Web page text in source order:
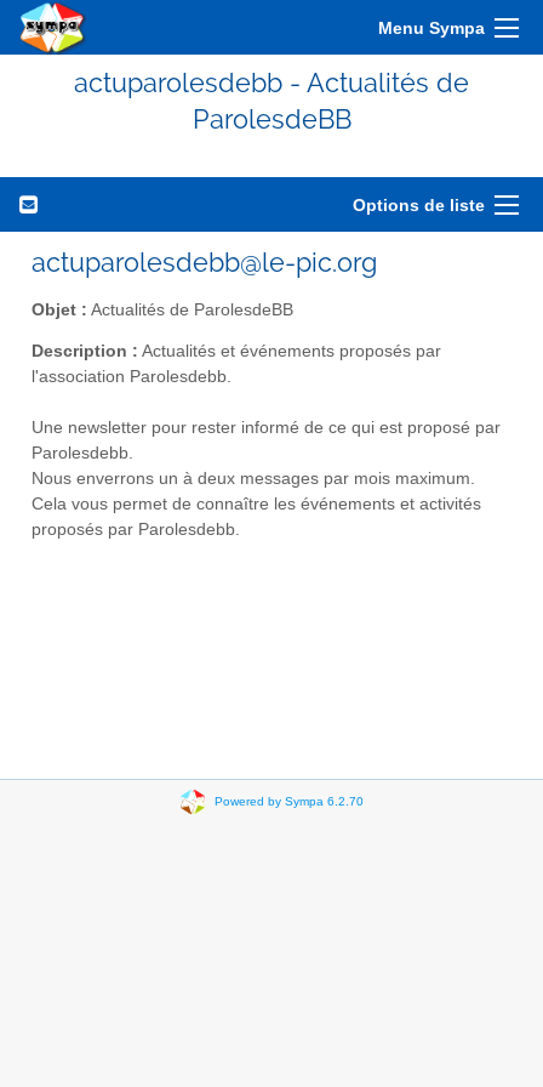
Menu Sympa
actuparolesdebb - Actualités de
ParolesdeBB
Options de liste
actuparolesdebb@le-pic.org
Objet : Actualités de ParolesdeBB
Description : Actualités et événements proposés par
l'association Parolesdebb.
Une newsletter pour rester informé de ce qui est proposé par
Parolesdebb.
Nous enverrons un à deux messages par mois maximum.
Cela vous permet de connaître les événements et activités
proposés par Parolesdebb.
Powered by Sympa 6.2.70